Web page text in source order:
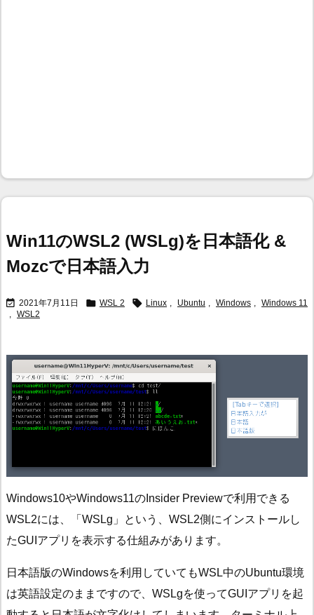
Win11のWSL2 (WSLg)を日本語化 &
Mozcで日本語入力
 2021年7月11日  WSL 2  Linux , Ubuntu , Windows , Windows 11
, WSL2
Windows10やWindows11のInsider Previewで利用できる
WSL2には、「WSLg」という、WSL2側にインストールし
たGUIアプリを表示する仕組みがあります。
日本語版のWindowsを利用していてもWSL中のUbuntu環境
は英語設定のままですので、WSLgを使ってGUIアプリを起